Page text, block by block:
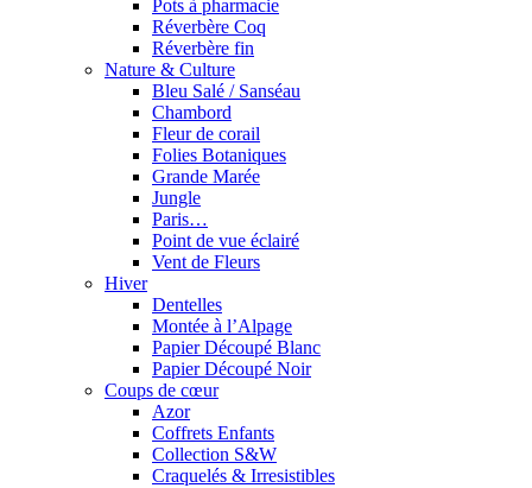
Pots à pharmacie
Réverbère Coq
Réverbère fin
Nature & Culture
Bleu Salé / Sanséau
Chambord
Fleur de corail
Folies Botaniques
Grande Marée
Jungle
Paris…
Point de vue éclairé
Vent de Fleurs
Hiver
Dentelles
Montée à l’Alpage
Papier Découpé Blanc
Papier Découpé Noir
Coups de cœur
Azor
Coffrets Enfants
Collection S&W
Craquelés & Irresistibles